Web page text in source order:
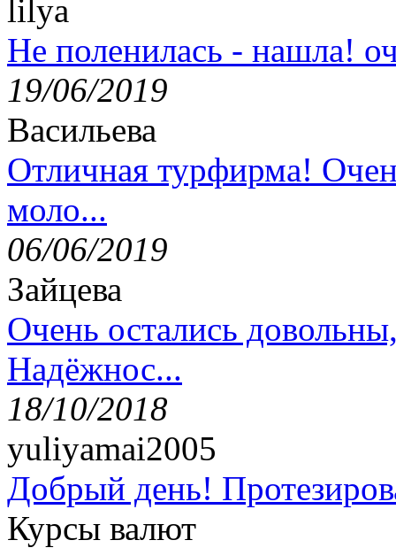
lilya
Не поленилась - нашла!
19/06/2019
Васильева
Отличная турфирма!
моло...
06/06/2019
Зайцева
Очень остались
Надёжнос...
18/10/2018
yuliyamai2005
Добрый день!
Курсы валют